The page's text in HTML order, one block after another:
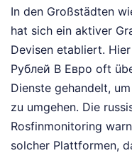
In den Großstädten
hat sich ein aktiver
Devisen etabliert.
Рублей В Евро oft
Dienste gehandelt,
zu umgehen. Die
Rosfinmonitoring
solcher Plattformen,